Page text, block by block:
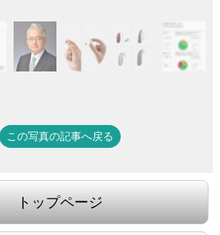
この写真の記事へ戻る
トップページ